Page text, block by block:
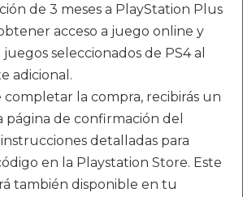
de 3 meses a PlayStation Plus
acceso a juego online y
seleccionados de PS4 al
adicional.
completar la compra, recibirás un
página de confirmación del
detalladas para
en la Playstation Store. Este
también disponible en tu